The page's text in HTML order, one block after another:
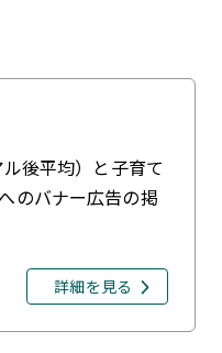
後平均）と子育て
のバナー広告の掲
詳細を見る